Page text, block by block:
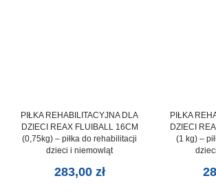
PIŁKA REHABILITACYJNA DLA
DZIECI REAX FLUIBALL 16CM
(0,75kg) – piłka do rehabilitacji
dzieci i niemowląt
283,00 zł
PIŁKA
DZIECI
(1 kg) –